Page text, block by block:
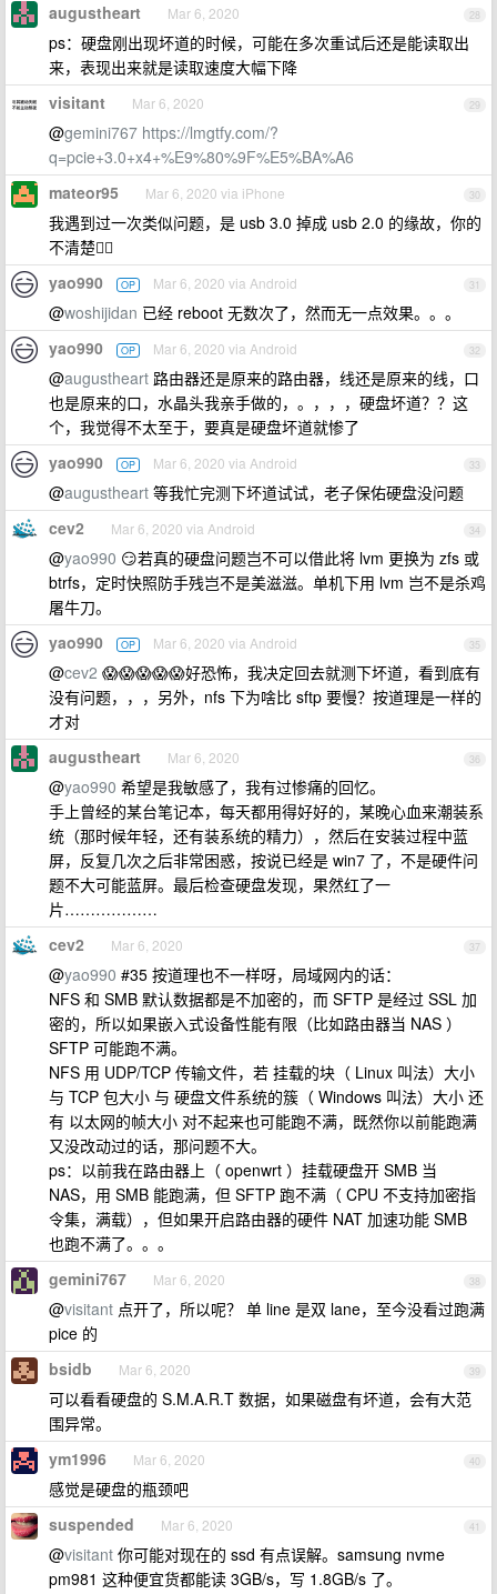
28
augustheart Mar 6, 2020
ps：硬盘刚出现坏道的时候，可能在多次重试后还是能读取出
来，表现出来就是读取速度大幅下降
29
visitant Mar 6, 2020
@gemini767 https://lmgtfy.com/?
q=pcie+3.0+x4+%E9%80%9F%E5%BA%A6
30
mateor95 Mar 6, 2020 via iPhone
我遇到过一次类似问题，是 usb 3.0 掉成 usb 2.0 的缘故，你的
不清楚🤦‍♂️
31
yao990 OP Mar 6, 2020 via Android
@woshijidan 已经 reboot 无数次了，然而无一点效果。。。
32
yao990 OP Mar 6, 2020 via Android
@augustheart 路由器还是原来的路由器，线还是原来的线，口
也是原来的口，水晶头我亲手做的，。，，，硬盘坏道？？这
个，我觉得不太至于，要真是硬盘坏道就惨了
33
yao990 OP Mar 6, 2020 via Android
@augustheart 等我忙完测下坏道试试，老子保佑硬盘没问题
34
cev2 Mar 6, 2020 via Android
@yao990 😏若真的硬盘问题岂不可以借此将 lvm 更换为 zfs 或
btrfs，定时快照防手残岂不是美滋滋。单机下用 lvm 岂不是杀鸡
屠牛刀。
35
yao990 OP Mar 6, 2020 via Android
@cev2 😱😱😱😱😱好恐怖，我决定回去就测下坏道，看到底有
没有问题，，，另外，nfs 下为啥比 sftp 要慢？按道理是一样的
才对
36
augustheart Mar 6, 2020
@yao990 希望是我敏感了，我有过惨痛的回忆。
手上曾经的某台笔记本，每天都用得好好的，某晚心血来潮装系
统（那时候年轻，还有装系统的精力），然后在安装过程中蓝
屏，反复几次之后非常困惑，按说已经是 win7 了，不是硬件问
题不大可能蓝屏。最后检查硬盘发现，果然红了一
片………………
37
cev2 Mar 6, 2020
@yao990 #35 按道理也不一样呀，局域网内的话：
NFS 和 SMB 默认数据都是不加密的，而 SFTP 是经过 SSL 加
密的，所以如果嵌入式设备性能有限（比如路由器当 NAS ）
SFTP 可能跑不满。
NFS 用 UDP/TCP 传输文件，若 挂载的块（ Linux 叫法）大小
与 TCP 包大小 与 硬盘文件系统的簇（ Windows 叫法）大小 还
有 以太网的帧大小 对不起来也可能跑不满，既然你以前能跑满
又没改动过的话，那问题不大。
ps：以前我在路由器上（ openwrt ）挂载硬盘开 SMB 当
NAS，用 SMB 能跑满，但 SFTP 跑不满（ CPU 不支持加密指
令集，满载），但如果开启路由器的硬件 NAT 加速功能 SMB
也跑不满了。。。
38
gemini767 Mar 6, 2020
@visitant 点开了，所以呢？ 单 line 是双 lane，至今没看过跑满
pice 的
39
bsidb Mar 6, 2020
可以看看硬盘的 S.M.A.R.T 数据，如果磁盘有坏道，会有大范
围异常。
40
ym1996 Mar 6, 2020
感觉是硬盘的瓶颈吧
41
suspended Mar 6, 2020
@visitant 你可能对现在的 ssd 有点误解。samsung nvme
pm981 这种便宜货都能读 3GB/s，写 1.8GB/s 了。